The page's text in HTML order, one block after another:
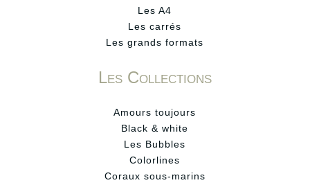
Les A4
Les carrés
Les grands formats
Les Collections
Amours toujours
Black & white
Les Bubbles
Colorlines
Coraux sous-marins